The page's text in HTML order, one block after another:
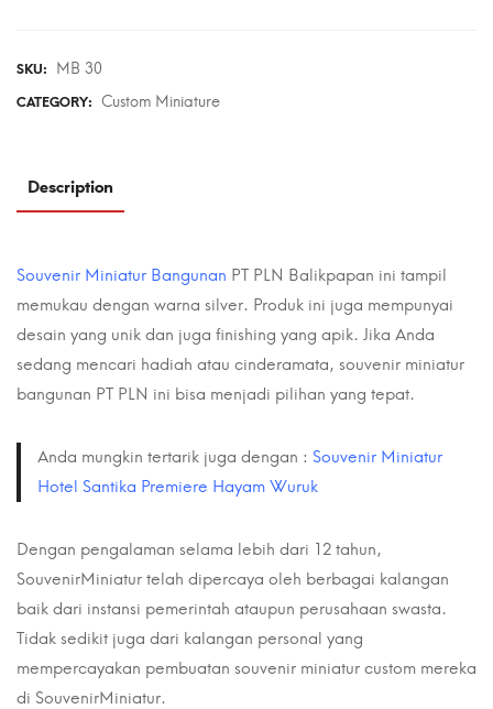
SKU: MB 30
CATEGORY: Custom Miniature
Description
Souvenir Miniatur Bangunan PT PLN Balikpapan ini tampil
memukau dengan warna silver. Produk ini juga mempunyai
desain yang unik dan juga finishing yang apik. Jika Anda
sedang mencari hadiah atau cinderamata, souvenir miniatur
bangunan PT PLN ini bisa menjadi pilihan yang tepat.
Anda mungkin tertarik juga dengan : Souvenir Miniatur
Hotel Santika Premiere Hayam Wuruk
Dengan pengalaman selama lebih dari 12 tahun,
SouvenirMiniatur telah dipercaya oleh berbagai kalangan
baik dari instansi pemerintah ataupun perusahaan swasta.
Tidak sedikit juga dari kalangan personal yang
mempercayakan pembuatan souvenir miniatur custom mereka
di SouvenirMiniatur.